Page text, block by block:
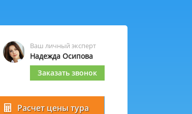
Ваш личный эксперт
Надежда Осипова
Заказать звонок
Расчет цены тура